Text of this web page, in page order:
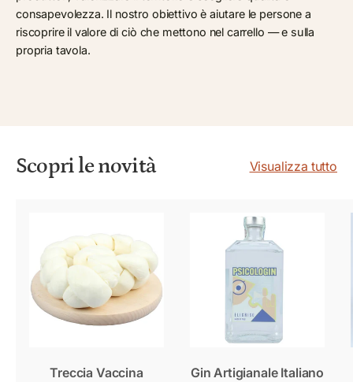
consapevolezza. Il nostro obiettivo è aiutare le persone a
riscoprire il valore di ciò che mettono nel carrello — e sulla
propria tavola.
Scopri le novità Visualizza tutto
Treccia Vaccina
Gin Artigianale Italiano